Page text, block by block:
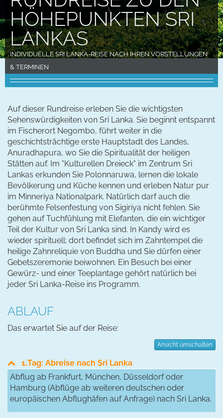
HÖHEPUNKTEN SRI
LANKAS
INDIVIDUELLE SRI LANKA-REISE NACH IHREN VORSTELLUNGEN
& TERMINEN
Auf dieser Rundreise erleben Sie die wichtigsten
Sehenswürdigkeiten von Sri Lanka. Sie beginnt entspannt
im Fischerort Negombo, führt weiter in die
geschichtsträchtige erste Hauptstadt des Landes,
Anuradhapura, wo Sie die Spiritualität der heiligen
Stätten auf. Im "Kulturellen Dreieck" im Zentrum Sri
Lankas erkunden Sie Polonnaruwa, lernen die lokale
Bevölkerung und Küche kennen und erleben Natur pur
im Minneriya Nationalpark. Natürlich darf auch die
berühmte Felsenfestung von Sigiriya nicht fehlen. Sie
gehen auf Tuchfühlung mit Elefanten, die ein wichtiger
Teil der Kultur von Sri Lanka sind. In Kandy wird es
wieder spirituell; dort befindet sich im Zahntempel die
heilige Zahnreliquie von Buddha und Sie dürfen einer
Gebetszeremonie beiwohnen. Ein Besuch bei einer
Gewürz- und einer Teeplantage gehört natürlich bei
jeder Sri Lanka-Reise ins Programm.
ABLAUF
Das erwartet Sie auf der Reise:
Ansicht umschalten
1.Tag: Abreise nach Sri Lanka
Abflug ab Frankfurt, München, Düsseldorf oder
Hamburg (Abflüge ab weiteren deutschen oder
europäischen Abflughäfen auf Anfrage) nach Sri Lanka.